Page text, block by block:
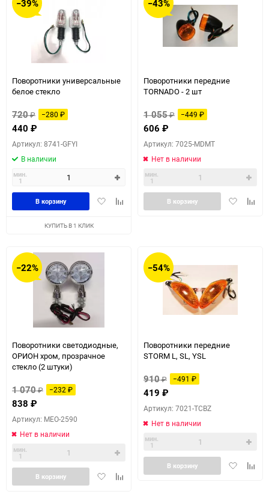
−39%
Поворотники универсальные
белое стекло
720₽ −280 ₽
440 ₽
Артикул: 8741-GFYI
В наличии
мин.
1
ДобавитьДобавить
В корзину
КУПИТЬ В 1 КЛИК
−43%
Поворотники передние
TORNADO - 2 шт
1 055₽ −449 ₽
606 ₽
Артикул: 7025-MDMT
Нет в наличии
мин.
1
Добавить
В корзину
−22%
Поворотники светодиодные,
ОРИОН хром, прозрачное
стекло (2 штуки)
1 070₽ −232 ₽
838 ₽
Артикул: MEO-2590
Нет в наличии
мин.
1
ДобавитьДобавить
В корзину
−54%
Поворотники передние
STORM L, SL, YSL
910₽ −491 ₽
419 ₽
Артикул: 7021-TCBZ
Нет в наличии
мин.
1
Добавить
В корзину